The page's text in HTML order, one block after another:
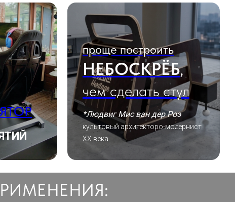
проще построить
НЕБОСКРЁБ,
чем сделать стул
*Людвиг Мис ван дер Роэ
культовый архитекторо-модернист
XX века